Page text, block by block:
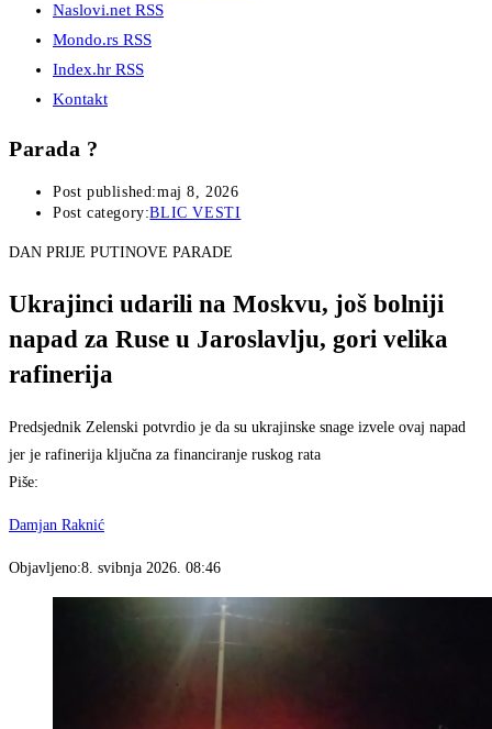
Naslovi.net RSS
Mondo.rs RSS
Index.hr RSS
Kontakt
Parada ?
Post published:maj 8, 2026
Post category:BLIC VESTI
DAN PRIJE PUTINOVE PARADE
Ukrajinci udarili na Moskvu, još bolniji
napad za Ruse u Jaroslavlju, gori velika
rafinerija
Predsjednik Zelenski potvrdio je da su ukrajinske snage izvele ovaj napad
jer je rafinerija ključna za financiranje ruskog rata
Piše:
Damjan Raknić
Objavljeno:8. svibnja 2026. 08:46